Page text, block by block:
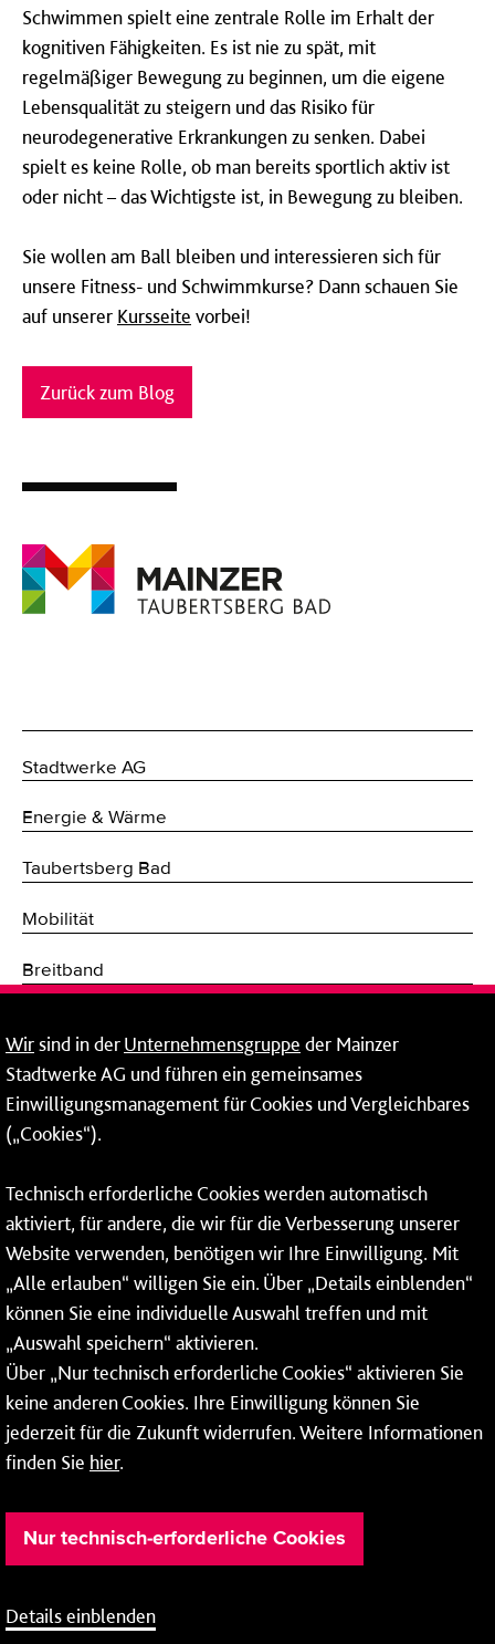
Schwimmen spielt eine zentrale Rolle im Erhalt der
kognitiven Fähigkeiten. Es ist nie zu spät, mit
regelmäßiger Bewegung zu beginnen, um die eigene
Lebensqualität zu steigern und das Risiko für
neurodegenerative Erkrankungen zu senken. Dabei
spielt es keine Rolle, ob man bereits sportlich aktiv ist
oder nicht – das Wichtigste ist, in Bewegung zu bleiben.
Sie wollen am Ball bleiben und interessieren sich für
unsere Fitness- und Schwimmkurse? Dann schauen Sie
auf unserer Kursseite vorbei!
Zurück zum Blog
Stadtwerke AG
Energie & Wärme
Taubertsberg Bad
Mobilität
Breitband
Netze
Mainzer Taubertsberg Bad
Tel.:06131 - 12 91 00
Weitere Infos zu unserenÖffnungszeiten.
Wirsind in derUnternehmensgruppe der Mainzer
Stadtwerke AG und führen ein gemeinsames
Einwilligungsmanagement für Cookies und Vergleichbares
(„Cookies“).
Technisch erforderliche Cookies werden automatisch
aktiviert, für andere, die wir für die Verbesserung unserer
Website verwenden, benötigen wir Ihre Einwilligung. Mit
„Alle erlauben“ willigen Sie ein. Über „Details einblenden“
können Sie eine individuelle Auswahl treffen und mit
„Auswahl speichern“ aktivieren.
Über „Nur technisch erforderliche Cookies“ aktivieren Sie
keine anderen Cookies. Ihre Einwilligung können Sie
jederzeit für die Zukunft widerrufen. Weitere Informationen
finden Sie hier.
Nur technisch-erforderliche Cookies
Details einblenden